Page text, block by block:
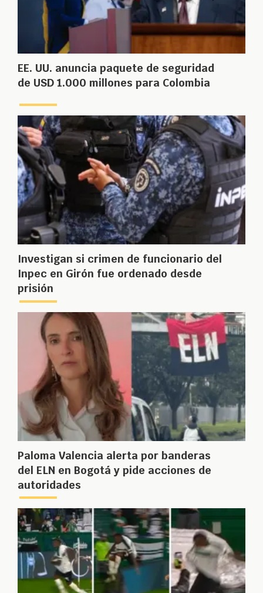
EE. UU. anuncia paquete de seguridad
de USD 1.000 millones para Colombia
Investigan si crimen de funcionario del
Inpec en Girón fue ordenado desde
prisión
Paloma Valencia alerta por banderas
del ELN en Bogotá y pide acciones de
autoridades